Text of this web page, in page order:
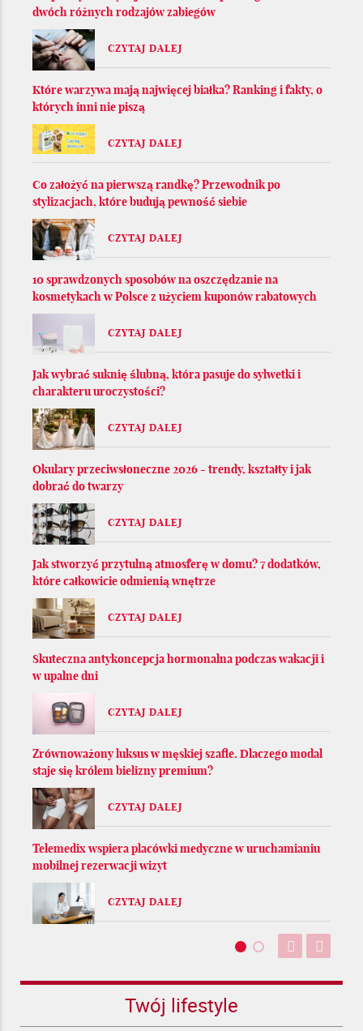
dwóch różnych rodzajów zabiegów
CZYTAJ DALEJ
Które warzywa mają najwięcej białka? Ranking i fakty, o
których inni nie piszą
CZYTAJ DALEJ
Co założyć na pierwszą randkę? Przewodnik po
stylizacjach, które budują pewność siebie
CZYTAJ DALEJ
10 sprawdzonych sposobów na oszczędzanie na
kosmetykach w Polsce z użyciem kuponów rabatowych
CZYTAJ DALEJ
Jak wybrać suknię ślubną, która pasuje do sylwetki i
charakteru uroczystości?
CZYTAJ DALEJ
Okulary przeciwsłoneczne 2026 - trendy, kształty i jak
dobrać do twarzy
CZYTAJ DALEJ
Jak stworzyć przytulną atmosferę w domu? 7 dodatków,
które całkowicie odmienią wnętrze
CZYTAJ DALEJ
Skuteczna antykoncepcja hormonalna podczas wakacji i
w upalne dni
CZYTAJ DALEJ
Zrównoważony luksus w męskiej szafie. Dlaczego modal
staje się królem bielizny premium?
CZYTAJ DALEJ
Telemedix wspiera placówki medyczne w uruchamianiu
mobilnej rezerwacji wizyt
CZYTAJ DALEJ
Twój lifestyle